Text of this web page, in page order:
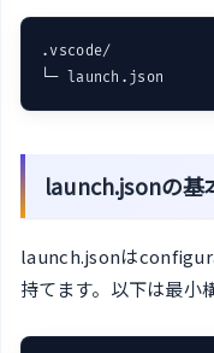
.vscode/
launch.jsonの基
launch.jsonは
持てます。以下は最小